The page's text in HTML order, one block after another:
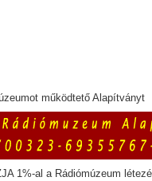
működtető Alapítványt
1%-al a Rádiómúzeum